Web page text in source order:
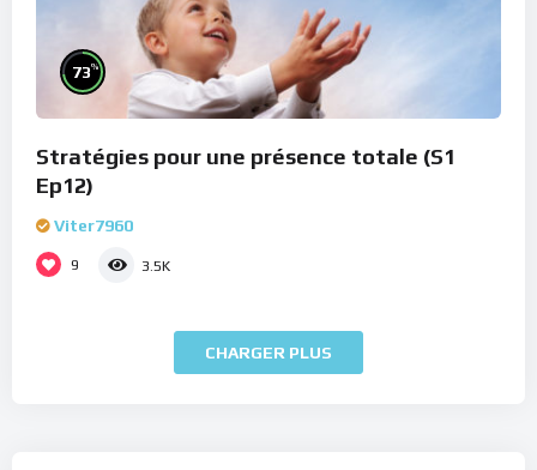
73%
Stratégies pour une présence totale (S1
Ep12)
Viter7960
9 3.5K
CHARGER PLUS